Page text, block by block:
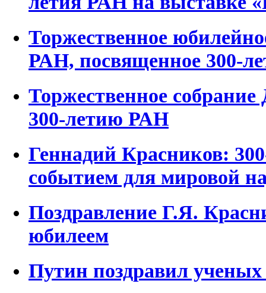
Торжественное
РАН, посвященное 300-
Торжественное
300-летию РАН
Геннадий Красников:
событием для мировой
Поздравление Г.Я.
юбилеем
Путин поздравил